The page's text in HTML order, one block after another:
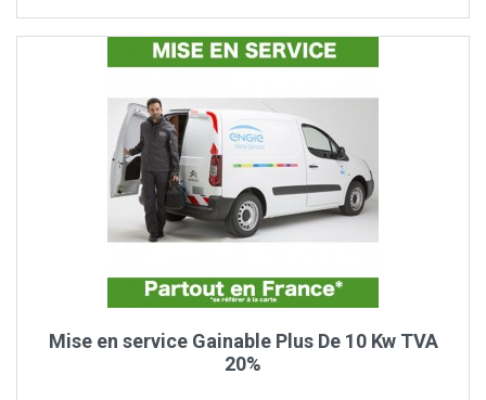
Mise en service Gainable Plus De 10 Kw TVA
20%